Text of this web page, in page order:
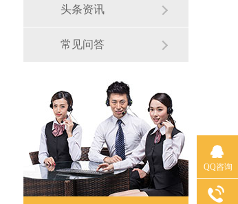
头条资讯
常见问答
QQ咨询